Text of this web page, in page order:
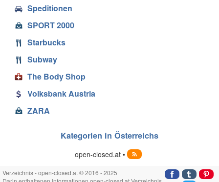
Speditionen
SPORT 2000
Starbucks
Subway
The Body Shop
Volksbank Austria
ZARA
Kategorien in Österreichs
open-closed.at •
Verzeichnis - open-closed.at © 2016 - 2025